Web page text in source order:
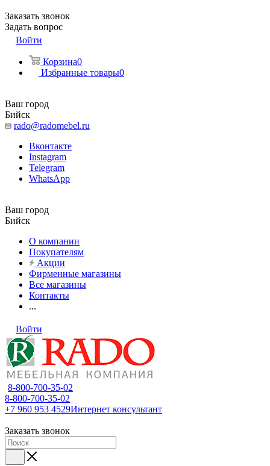
Заказать звонок
Задать вопрос
Войти
Корзина0
Избранные товары0
Ваш город
Бийск
rado@radomebel.ru
Вконтакте
Instagram
Telegram
WhatsApp
Ваш город
Бийск
О компании
Покупателям
Акции
Фирменные магазины
Все магазины
Контакты
...
Войти
8-800-700-35-02
8-800-700-35-02
+7 960 953 4529Интернет консультант
Заказать звонок